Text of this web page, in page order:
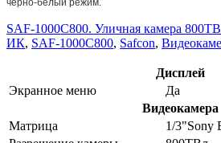
черно-белый режим.
SAF-1000C800. Уличная камера
ИК, SAF-1000C800, Safcon,
Дисплей
Экранное меню
Да
Видеокамера
Матрица
1/3"Sony